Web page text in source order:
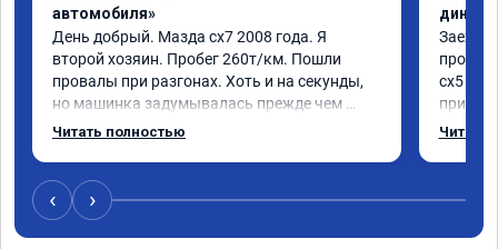
автомобиля»
День добрый. Мазда сх7 2008 года. Я
второй хозяин. Пробег 260т/км. Пошли
провалы при разгонах. Хоть и на секунды,
но машинка задумывалась прежде чем
разогнаться. Года 4 назад удалял
людьми, решил всё таки сделать
перепрошивку. Увидел в авито ваше
объявление и решил обратиться к вам за
Читать полностью
Заехал
сх5
педаль
вреда
Читать
‹ ›